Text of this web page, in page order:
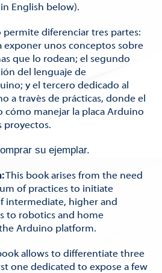
English below).
permite diferenciar tres partes:
exponer unos conceptos sobre
que lo rodean; el segundo
del lenguaje de
y el tercero dedicado al
a través de prácticas, donde el
cómo manejar la placa Arduino
proyectos.
su ejemplar.
This book arises from the need
of practices to initiate
intermediate, higher and
to robotics and home
Arduino platform.
allows to differentiate three
one dedicated to expose a few